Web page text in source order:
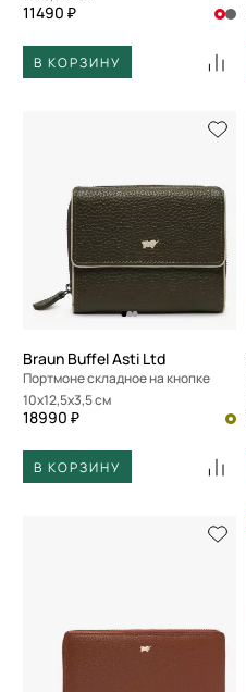
11490 ₽
В КОРЗИНУ
Braun Buffel Asti Ltd
Портмоне складное на кнопке
10x12,5x3,5 см
18990 ₽
В КОРЗИНУ